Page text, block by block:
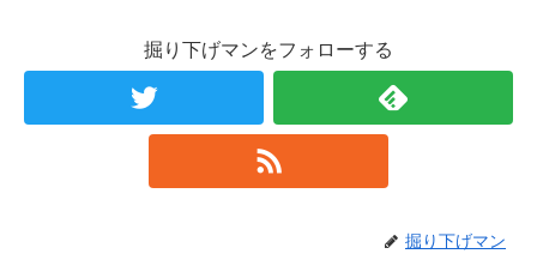
掘り下げマンをフォローする
掘り下げマン